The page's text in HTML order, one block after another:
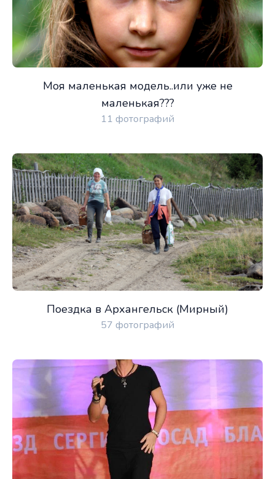
Моя маленькая модель..или уже не
маленькая???
11 фотографий
Поездка в Архангельск (Мирный)
57 фотографий